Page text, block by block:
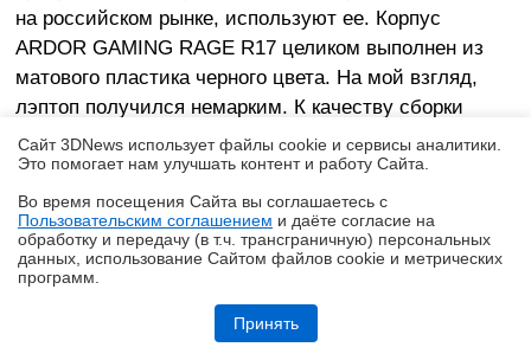
Обзор ноутбука HONOR MagicBook 16 2026 (LHC-X) на платформе
на российском рынке, используют ее. Корпус
ARDOR GAMING RAGE R17 целиком выполнен из
матового пластика черного цвета. На мой взгляд,
лэптоп получился немарким. К качеству сборки
претензий тоже нет. Клавиатура ноутбука не
прогибается. Крышка дисплея раскрывается
примерно на 130 градусов — ее легко поднять одной
рукой. В конструкции используются довольно тугие
шарниры, которые не позволяют экрану болтаться
во время работы и игр.
Сайт 3DNews использует файлы cookie и сервисы аналитики.
Это помогает нам улучшать контент и работу Cайта.
Во время посещения Cайта вы соглашаетесь с
Пользовательским соглашением и даёте согласие на
обработку и передачу (в т.ч. трансграничную) персональных
данных, использование Cайтом файлов cookie и метрических
программ.
Принять